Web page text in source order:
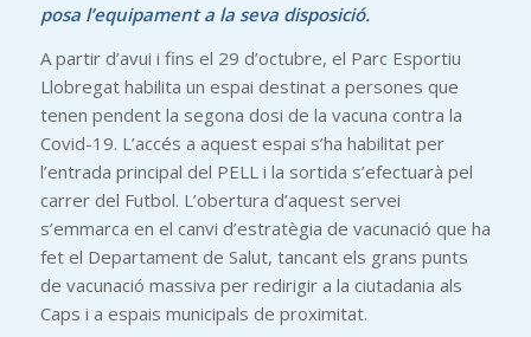
posa l’equipament a la seva disposició.
A partir d’avui i fins el 29 d’octubre, el Parc Esportiu
Llobregat habilita un espai destinat a persones que
tenen pendent la segona dosi de la vacuna contra la
Covid-19. L’accés a aquest espai s’ha habilitat per
l’entrada principal del PELL i la sortida s’efectuarà pel
carrer del Futbol. L’obertura d’aquest servei
s’emmarca en el canvi d’estratègia de vacunació que ha
fet el Departament de Salut, tancant els grans punts
de vacunació massiva per redirigir a la ciutadania als
Caps i a espais municipals de proximitat.